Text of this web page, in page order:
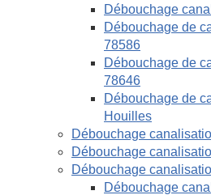
Débouchage
Débouchage de
78586
Débouchage de
78646
Débouchage de
Houilles
Débouchage
Débouchage
Débouchage
Débouchage